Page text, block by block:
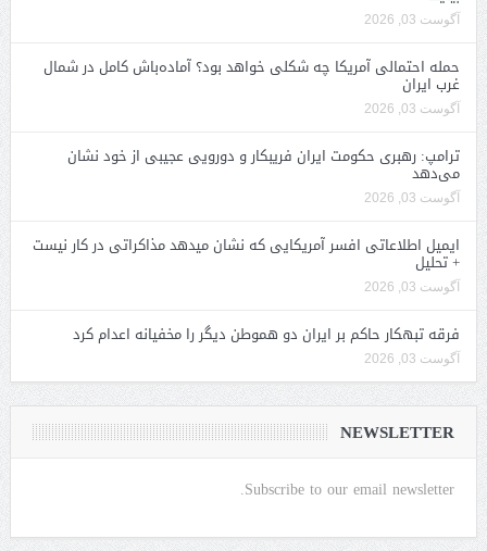
آگوست 03, 2026
حمله احتمالی آمریکا چه شکلی خواهد بود؟ آماده‌باش کامل در شمال
غرب ایران
آگوست 03, 2026
ترامپ: رهبری حکومت ایران فریبکار و دورویی عجیبی از خود نشان
می‌دهد
آگوست 03, 2026
ایمیل اطلاعاتی افسر آمریکایی که نشان میدهد مذاکراتی در کار نیست
+ تحلیل
آگوست 03, 2026
فرقه تبهکار حاکم بر ایران دو هموطن دیگر را مخفیانه اعدام کرد
آگوست 03, 2026
NEWSLETTER
Subscribe to our email newsletter.